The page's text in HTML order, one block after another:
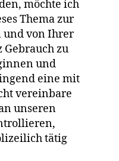
möchte ich
Thema zur
und von Ihrer
zu
und
eine mit
vereinbare
unseren
tätig